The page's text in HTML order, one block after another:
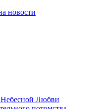
новости
Небесной Любви